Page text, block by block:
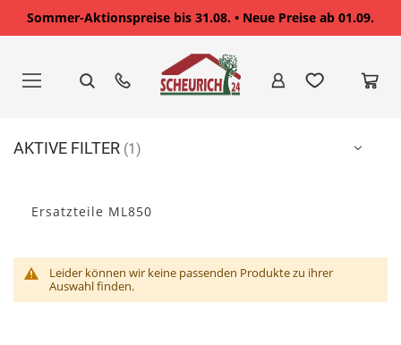
Sommer-Aktionspreise bis 31.08. • Neue Preise ab 01.09.
springen
Ersatzteile ML850
Leider können wir keine passenden Produkte zu ihrer
Auswahl finden.
AKTIVE FILTER